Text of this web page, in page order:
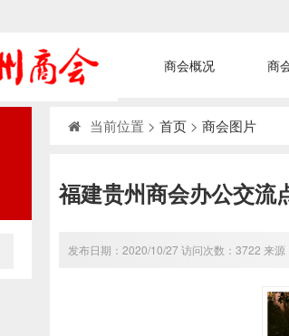
商
商会概况
当前位置 > 首页 > 商会图片
福建贵州商会办公交流
发布日期：2020/10/27 访问次数：3722 来